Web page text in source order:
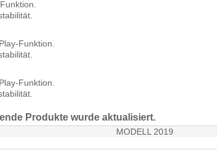
Funktion.
Funktion.
Produkte wurde aktualisiert.
MODELL 2019